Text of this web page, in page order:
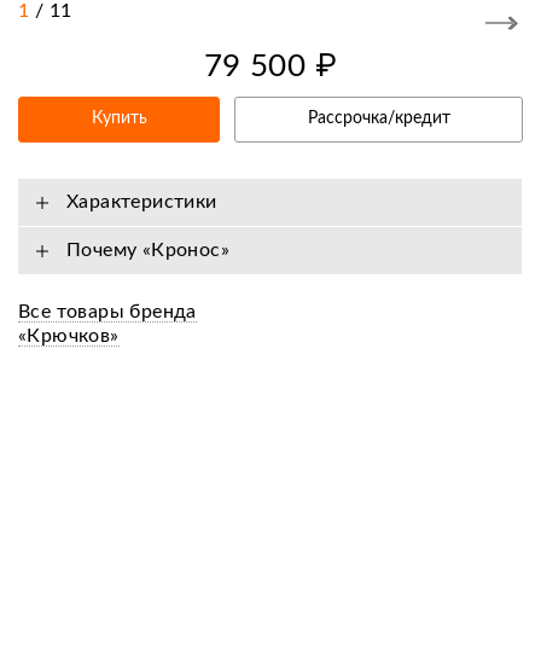
1 / 11
79 500 ₽
Купить Рассрочка/кредит
Характеристики
Почему «Кронос»
Все товары бренда
«Крючков»